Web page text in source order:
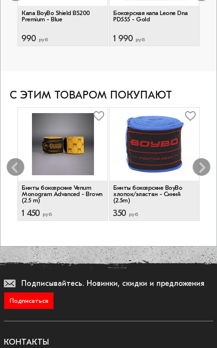
Капа BoyBo Shield BS200
Premium - Blue
990 руб
Боксерская капа Leone Dna
PD555 - Gold
1 990 руб
С ЭТИМ ТОВАРОМ ПОКУПАЮТ
Бинты боксерские Venum
Monogram Advanced - Brown
(2.5 m)
1 450 руб
Бинты боксерские BoyBo
хлопок/эластан - Синий
(2.5m)
350 руб
Подписывайтесь. Новинки, скидки и предложения
Подписаться
КОНТАКТЫ